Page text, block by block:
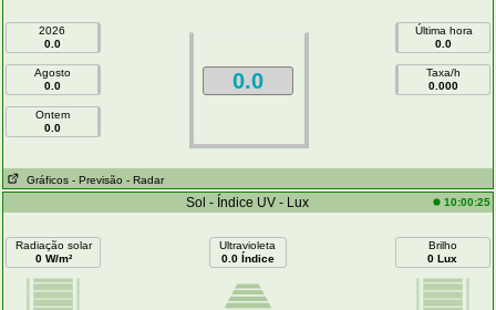
2026
0.0
Agosto
0.0
Ontem
0.0
0.0
Última hora
0.0
Taxa/h
0.000
Gráficos - Previsão - Radar
Sol - Índice UV - Lux 10:00:25
Radiação solar
0 W/m²
Ultravioleta
0.0 Índice
Brilho
0 Lux